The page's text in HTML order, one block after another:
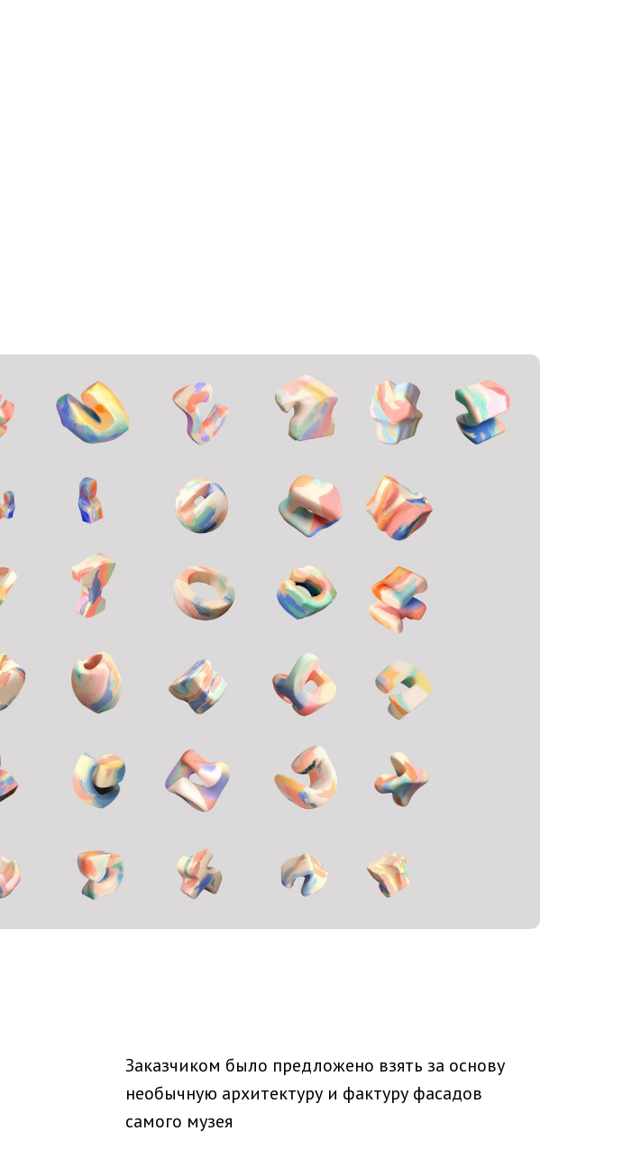
Заказчиком было предложено взять за основу
необычную архитектуру и фактуру фасадов
самого музея